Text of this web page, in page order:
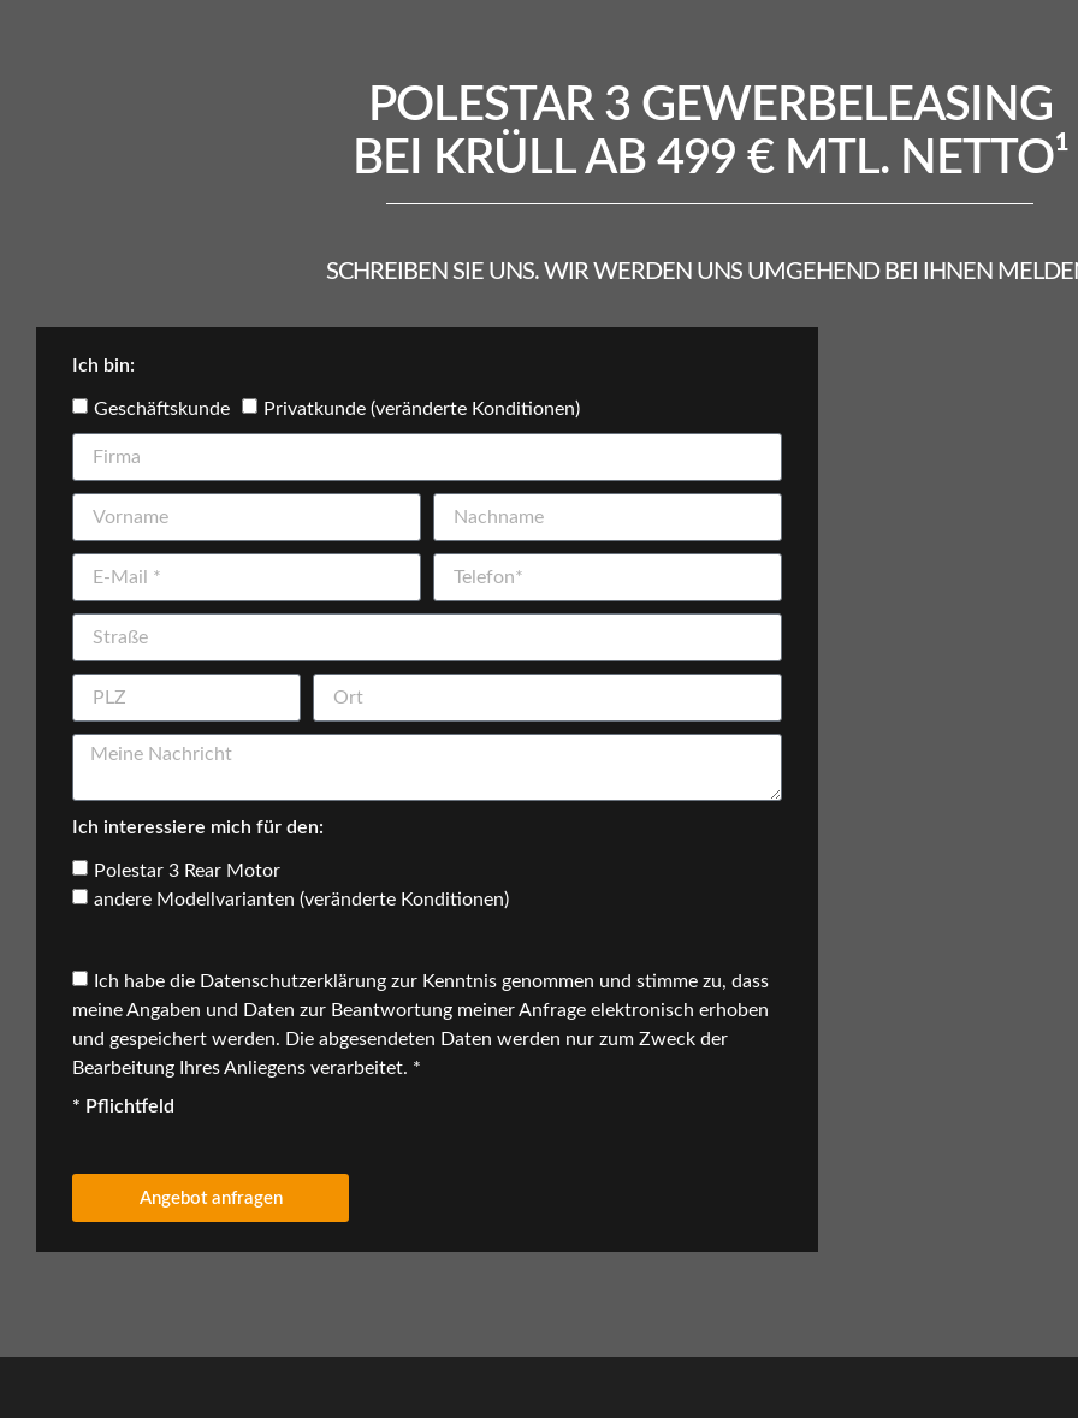
POLESTAR 3 GEWERBELEASING
BEI KRÜLL AB 499 € MTL. NETTO¹
SCHREIBEN SIE UNS. WIR WERDEN UNS UMGEHEND BEI IHNEN
Ich bin:
Geschäftskunde Privatkunde (veränderte Konditionen)
Ich interessiere mich für den:
Polestar 3 Rear Motor
andere Modellvarianten (veränderte Konditionen)
Ich habe die Datenschutzerklärung zur Kenntnis genommen und stimme zu, dass
meine Angaben und Daten zur Beantwortung meiner Anfrage elektronisch erhoben
und gespeichert werden. Die abgesendeten Daten werden nur zum Zweck der
Bearbeitung Ihres Anliegens verarbeitet. *
* Pflichtfeld
Angebot anfragen